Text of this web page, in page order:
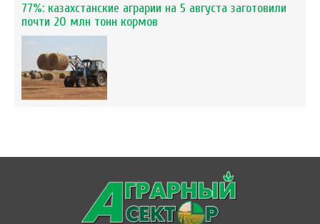
77%: казахстанские аграрии на 5 августа заготовили
почти 20 млн тонн кормов